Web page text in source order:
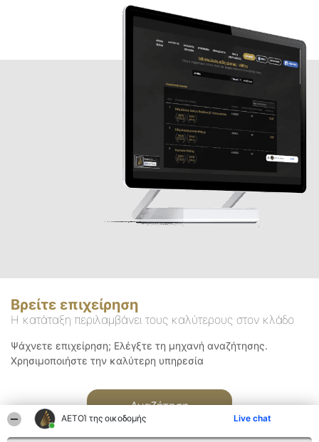
ΑΕΤΟΊ της οικοδομής Live chat
Βρείτε επιχείρηση
Η κατάταξη περιλαμβάνει τους καλύτερους στον κλάδο
Ψάχνετε επιχείρηση; Ελέγξτε τη μηχανή αναζήτησης.
Χρησιμοποιήστε την καλύτερη υπηρεσία
Αναζήτηση